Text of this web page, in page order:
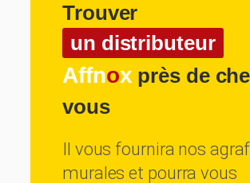
Trouver
un distributeur
Affnox près de
vous
Il vous fournira nos
murales et pourra vous